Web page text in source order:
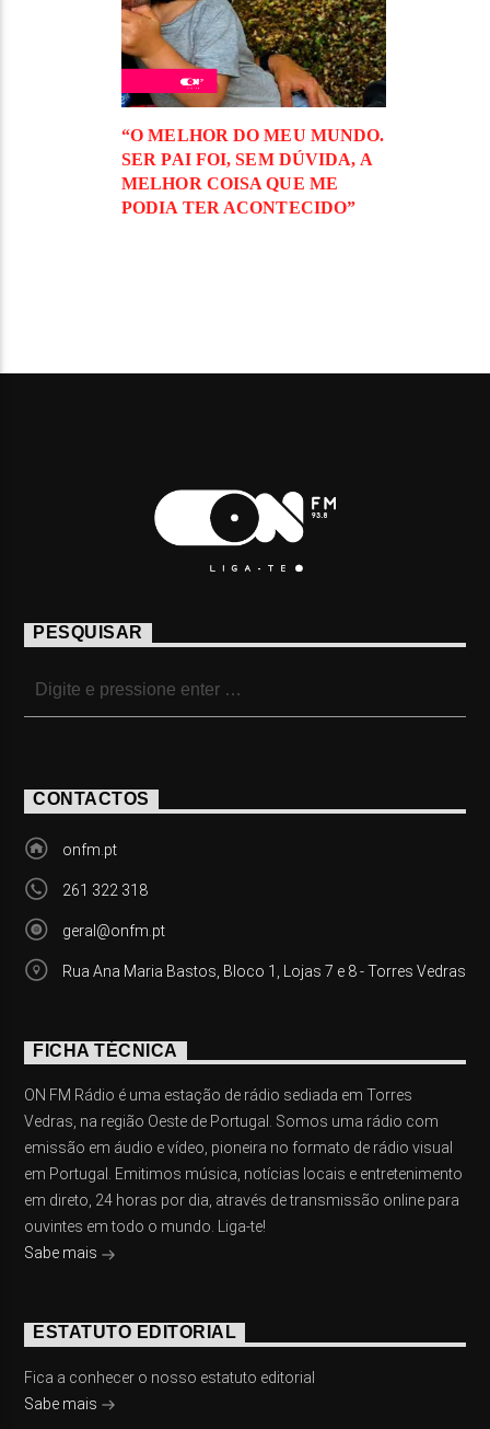
“O MELHOR DO MEU MUNDO.
SER PAI FOI, SEM DÚVIDA, A
MELHOR COISA QUE ME
PODIA TER ACONTECIDO”
PESQUISAR
CONTACTOS
onfm.pt
261 322 318
geral@onfm.pt
Rua Ana Maria Bastos, Bloco 1, Lojas 7 e 8 - Torres Vedras
FICHA TÉCNICA
ON FM Rádio é uma estação de rádio sediada em Torres
Vedras, na região Oeste de Portugal. Somos uma rádio com
emissão em áudio e vídeo, pioneira no formato de rádio visual
em Portugal. Emitimos música, notícias locais e entretenimento
em direto, 24 horas por dia, através de transmissão online para
ouvintes em todo o mundo. Liga-te!
Sabe mais
ESTATUTO EDITORIAL
Fica a conhecer o nosso estatuto editorial
Sabe mais